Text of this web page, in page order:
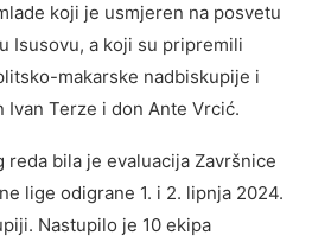
koji je usmjeren na posvetu
Isusovu, a koji su pripremili
makarske nadbiskupije i
Terze i don Ante Vrcić.
reda bila je evaluacija Završnice
lige odigrane 1. i 2. lipnja 2024.
Nastupilo je 10 ekipa